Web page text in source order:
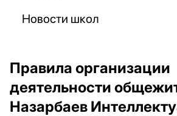
Новости школ
Правила организации
деятельности
Назарбаев